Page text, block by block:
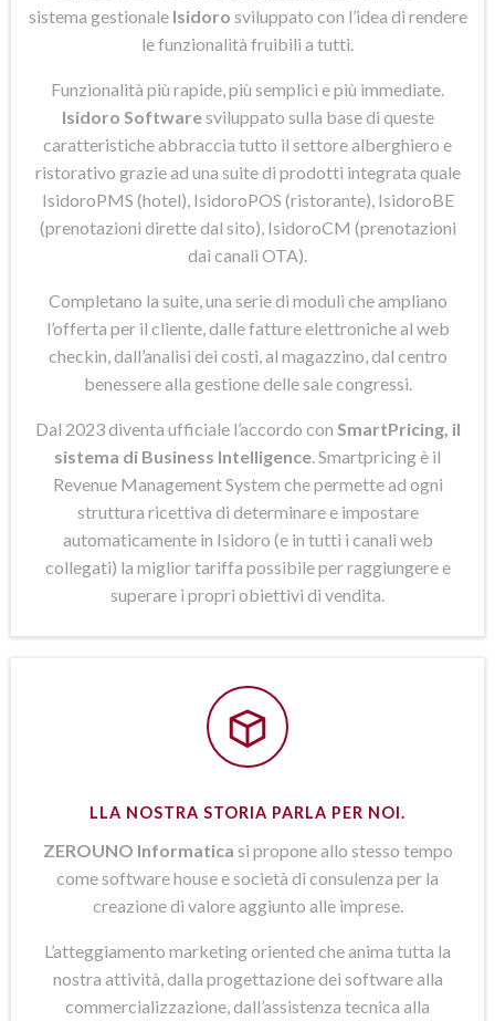
sistema gestionale Isidoro sviluppato con l’idea di rendere
le funzionalità fruibili a tutti.
Funzionalità più rapide, più semplici e più immediate.
Isidoro Softwaresviluppato sulla base di queste
caratteristiche abbraccia tutto il settore alberghiero e
ristorativo grazie ad una suite di prodotti integrata quale
IsidoroPMS (hotel), IsidoroPOS (ristorante), IsidoroBE
(prenotazioni dirette dal sito), IsidoroCM (prenotazioni
dai canali OTA).
Completano la suite, una serie di moduli che ampliano
l’offerta per il cliente, dalle fatture elettroniche al web
checkin, dall’analisi dei costi, al magazzino, dal centro
benessere alla gestione delle sale congressi.
Dal 2023 diventa ufficiale l’accordo con SmartPricing, il
sistema di Business Intelligence . Smartpricing è il
Revenue Management System che permette ad ogni
struttura ricettiva di determinare e impostare
automaticamente in Isidoro (e in tutti i canali web
collegati) la miglior tariffa possibile per raggiungere e
superare i propri obiettivi di vendita.
LLA NOSTRA STORIA PARLA PER NOI.
ZEROUNO Informatica si propone allo stesso tempo
come software house e società di consulenza per la
creazione di valore aggiunto alle imprese.
L’atteggiamento marketing oriented che anima tutta la
nostra attività, dalla progettazione dei software alla
commercializzazione, dall’assistenza tecnica alla